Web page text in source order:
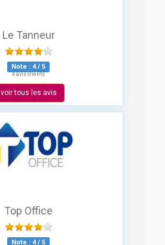
Le Tanneur
Note : 4/ 5
4 avis clients
voir tous les avis
Top Office
Note : 4/ 5